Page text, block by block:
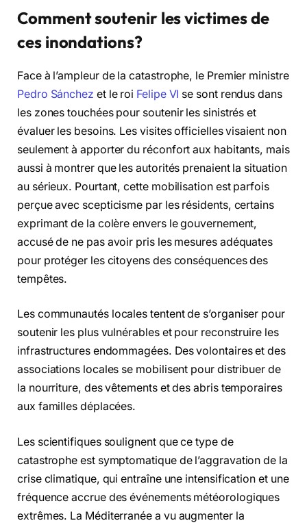
Comment soutenir les victimes de
ces inondations?
Face à l’ampleur de la catastrophe, le Premier ministre
Pedro Sánchez et le roi Felipe VI se sont rendus dans
les zones touchées pour soutenir les sinistrés et
évaluer les besoins. Les visites officielles visaient non
seulement à apporter du réconfort aux habitants, mais
aussi à montrer que les autorités prenaient la situation
au sérieux. Pourtant, cette mobilisation est parfois
perçue avec scepticisme par les résidents, certains
exprimant de la colère envers le gouvernement,
accusé de ne pas avoir pris les mesures adéquates
pour protéger les citoyens des conséquences des
tempêtes.
Les communautés locales tentent de s’organiser pour
soutenir les plus vulnérables et pour reconstruire les
infrastructures endommagées. Des volontaires et des
associations locales se mobilisent pour distribuer de
la nourriture, des vêtements et des abris temporaires
aux familles déplacées.
Les scientifiques soulignent que ce type de
catastrophe est symptomatique de l’aggravation de la
crise climatique, qui entraîne une intensification et une
fréquence accrue des événements météorologiques
extrêmes. La Méditerranée a vu augmenter la